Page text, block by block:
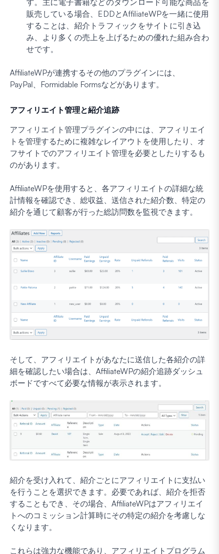
す。主に電子書籍などのダウンロード可能な商品を
販売している場合、EDDとAffiliateWPを一緒に使用
することは、紹介トラフィックをサイトに引き込
み、より多くの売上を上げるための優れた組み合わ
せです。
AffiliateWPが連携するその他のプラグインには、
PayPal、Formidable Formsなどがあります。
アフィリエイト管理と紹介追跡
アフィリエイト管理プラグインの中には、アフィリエイ
トを管理するために複雑なレイアウトを使用したり、オ
フサイトでのアフィリエイト管理を必要としたりするも
のがあります。
AffiliateWPを使用すると、各アフィリエイトの詳細な統
計情報を確認でき、総収益、送信された紹介数、特定の
紹介を通じて顧客が行った総訪問数を監視できます。
そして、アフィリエイトがあなたに送信した各紹介の詳
細を確認したい場合は、AffiliateWPの紹介追跡ダッシュ
ボードですべて必要な情報が表示されます。
紹介を受け入れて、紹介ごとにアフィリエイトに支払い
を行うことを選択できます。必要であれば、紹介を拒否
することもでき、その場合、AffiliateWPはアフィリエイ
トへのコミッション計算時にその特定の紹介を考慮しな
くなります。
これらは強力な機能であり、アフィリエイトプログラム